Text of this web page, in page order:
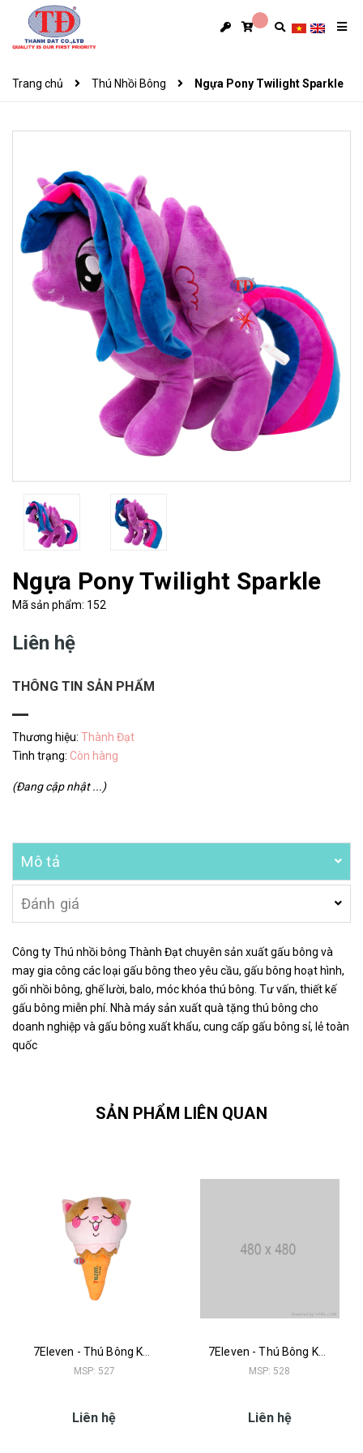
Trang chủ Thú Nhồi Bông Ngựa Pony Twilight Sparkle
Ngựa Pony Twilight Sparkle
Mã sản phẩm: 152
Liên hệ
THÔNG TIN SẢN PHẨM
Thương hiệu: Thành Đạt
Tình trạng: Còn hàng
(Đang cập nhật ...)
Mô tả
Đánh giá
Công ty Thú nhồi bông Thành Đạt chuyên sản xuất gấu bông và
may gia công các loại gấu bông theo yêu cầu, gấu bông hoạt hình,
gối nhồi bông, ghế lười, balo, móc khóa thú bông. Tư vấn, thiết kế
gấu bông miễn phí. Nhà máy sản xuất quà tặng thú bông cho
doanh nghiệp và gấu bông xuất khẩu, cung cấp gấu bông sỉ, lẻ toàn
quốc
SẢN PHẨM LIÊN QUAN
MSP: 527
Liên hệ
7Eleven - Thú Bông Kem Thỏ
MSP: 528
Liên hệ